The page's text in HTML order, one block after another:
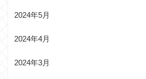
2024年5月
2024年4月
2024年3月